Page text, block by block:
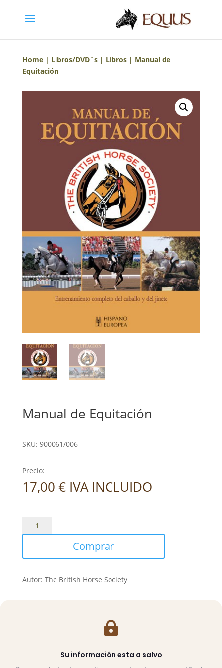
Home| Libros/DVD´s| Libros| Manual de
Equitación
Manual de Equitación
SKU: 900061/006
Precio:
17,00 € IVA INCLUIDO
Manual
de
cantidad
Comprar
Autor: The British Horse Society

Su información esta a salvo